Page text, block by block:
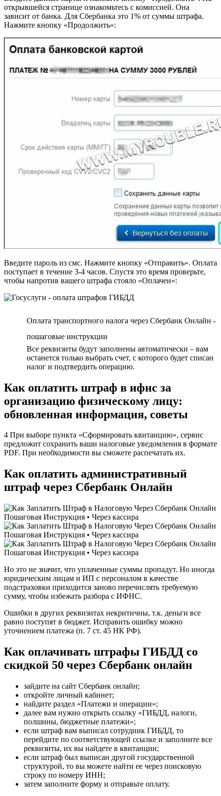
открывшейся странице ознакомьтесь с комиссией. Она
зависит от банка. Для Сбербанка это 1% от суммы штрафа.
Нажмите кнопку «Продолжить»:
Введите пароль из смс. Нажмите кнопку «Отправить». Оплата
поступает в течение 3-4 часов. Спустя это время проверьте,
чтобы напротив вашего штрафа стояло «Оплачен»:
Оплата транспортного налога через Сбербанк Онлайн -
пошаговые инструкции
Все реквизиты будут заполнены автоматически – вам
останется только выбрать счет, с которого будет списан
налог и подтвердить операцию.
Как оплатить штраф в ифнс за
организацию физическому лицу:
обновленная информация, советы
4 При выборе пункта «Сформировать квитанцию», сервис
предложит сохранить ваши налоговые уведомления в формате
PDF. При необходимости вы сможете распечатать их.
Как оплатить административный
штраф через Сбербанк Онлайн
Но это не значит, что уплаченные суммы пропадут. Но иногда
юридическим лицам и ИП с персоналом в качестве
подстраховки приходится заново перечислять требуемую
сумму, чтобы избежать разбора с ИФНС.
Ошибки в других реквизитах некритичны, т.к. деньги все
равно поступят в бюджет. Исправить ошибку можно
уточнением платежа (п. 7 ст. 45 НК РФ).
Как оплачивать штрафы ГИБДД со
скидкой 50 через Сбербанк онлайн
зайдите на сайт Сбербанк онлайн;
откройте личный кабинет;
найдите раздел «Платежи и операции»;
далее вам нужно открыть ссылку «ГИБДД, налоги,
полшины, бюджетные платежи»;
если штраф вам выписал сотрудник ГИБДД, то
перейдите по соответствующей ссылке и заполните все
реквизиты, их вы найдете в квитанции;
если штраф был выписан другой государственной
структурой, то вы можете найти ее через поисковую
строку по номеру ИНН;
затем заполните форму и отправьте оплату.